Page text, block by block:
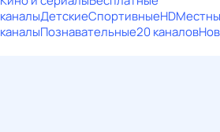
каналыДетскиеСпортивныеHD
каналыПознавательные20 каналов